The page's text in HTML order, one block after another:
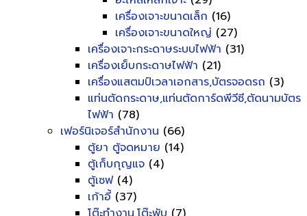
เครื่องเจาะขนาดเล็ก (16)
เครื่องเจาะขนาดใหญ่ (27)
เครื่องเจาะกระดาษระบบไฟฟ้า (31)
เครื่องเย็บกระดาษไฟฟ้า (21)
เครื่องแสตมป์เวลาเอกสาร,บัตรจอดรถ (3)
แท่นตัดกระดาษ,แท่นตัดการ์ดพีวีซี,ตัดนามบัตร
ไฟฟ้า (78)
เฟอร์นิเจอร์สำนักงาน (66)
ตู้ยา ตู้จดหมาย (14)
ตู้เก็บกุญแจ (4)
ตู้เซฟ(4)
เก้าอี้ (37)